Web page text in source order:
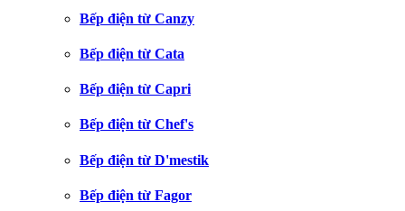
Bếp điện từ Canzy
Bếp điện từ Cata
Bếp điện từ Capri
Bếp điện từ Chef's
Bếp điện từ D'mestik
Bếp điện từ Fagor